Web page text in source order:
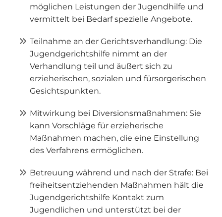
möglichen Leistungen der Jugendhilfe und
vermittelt bei Bedarf spezielle Angebote.
Teilnahme an der Gerichtsverhandlung: Die
Jugendgerichtshilfe nimmt an der
Verhandlung teil und äußert sich zu
erzieherischen, sozialen und fürsorgerischen
Gesichtspunkten.
Mitwirkung bei Diversionsmaßnahmen: Sie
kann Vorschläge für erzieherische
Maßnahmen machen, die eine Einstellung
des Verfahrens ermöglichen.
Betreuung während und nach der Strafe: Bei
freiheitsentziehenden Maßnahmen hält die
Jugendgerichtshilfe Kontakt zum
Jugendlichen und unterstützt bei der